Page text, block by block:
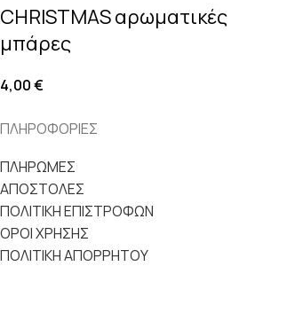
CHRISTMAS αρωματικές
μπάρες
4,00€
ΠΛΗΡΟΦΟΡΙΕΣ
ΠΛΗΡΩΜΕΣ
ΑΠΟΣΤΟΛΕΣ
ΠΟΛΙΤΙΚΗ ΕΠΙΣΤΡΟΦΩΝ
ΟΡΟΙ ΧΡΗΣΗΣ
ΠΟΛΙΤΙΚΗ ΑΠΟΡΡΗΤΟΥ